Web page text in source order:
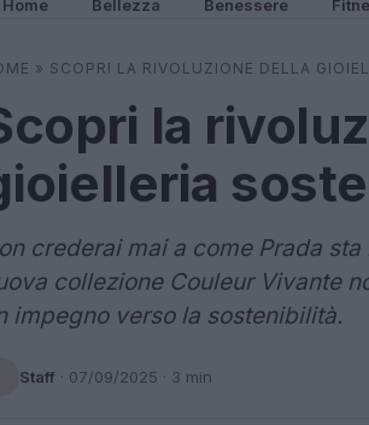
Home Bellezza Benessere
» SCOPRI LA RIVOLUZIONE DELLA
la
crederai mai a come Prada
collezione Couleur Vivante
impegno verso la sostenibilità.
Staff · 07/09/2025 · 3 min